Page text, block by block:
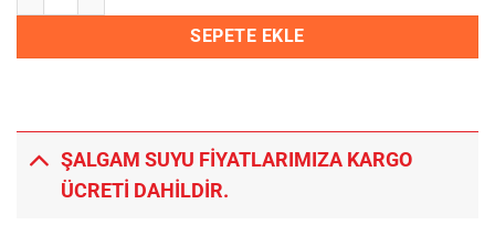
SEPETE EKLE
ŞALGAM SUYU FİYATLARIMIZA KARGO
ÜCRETİ DAHİLDİR.